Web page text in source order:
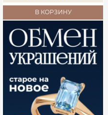
В КОРЗИНУ